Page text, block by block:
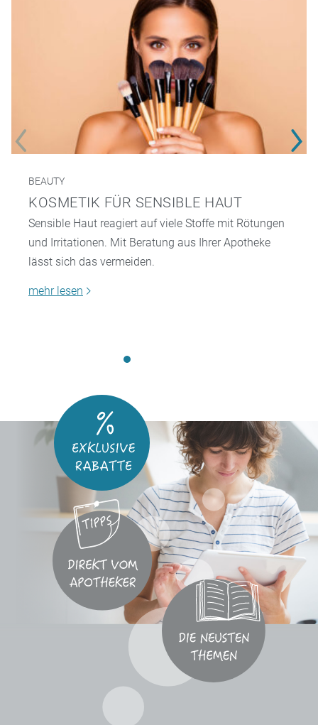
BEAUTY
KOSMETIK FÜR SENSIBLE HAUT
Sensible Haut reagiert auf viele Stoffe mit Rötungen
und Irritationen. Mit Beratung aus Ihrer Apotheke
lässt sich das vermeiden.
mehr lesen